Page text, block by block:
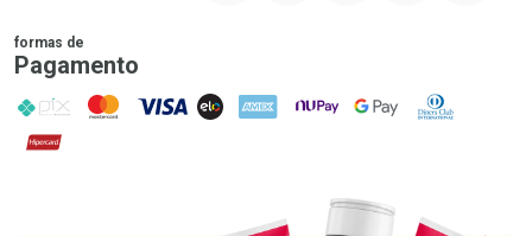
formas de
Pagamento
PIX MasterCard
VISA ELO AMEX NuPay Google PayDiners Club
Hipercard
Promoção em Destaque